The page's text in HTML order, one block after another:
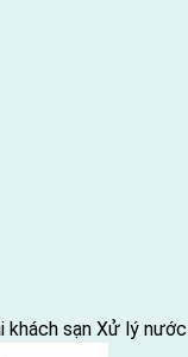
khách sạn Xử lý